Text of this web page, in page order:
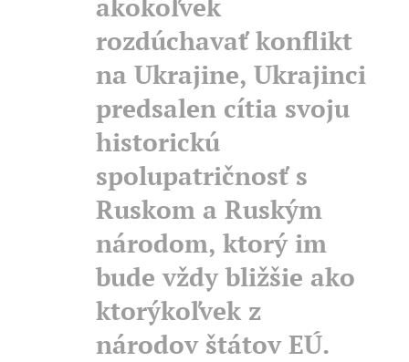
akokoľvek
rozdúchavať konflikt
na Ukrajine, Ukrajinci
predsalen cítia svoju
historickú
spolupatričnosť s
Ruskom a Ruským
národom, ktorý im
bude vždy bližšie ako
ktorýkoľvek z
národov štátov EÚ.